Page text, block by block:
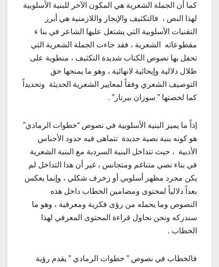
كما أن الجملة الشعرية هي المكون الآخر للبنية الأسلوبية
لهذا النص ، فالتكثيف والإيجاز واللازمنية هي أبرز
التقنيات الأسلوبية التي يشتغل عليها الشاعر في بنا ء
مقطوعاته الشعرية ، فقد جاءت الجملة الشعرية التي
تحفل بها نصوص الكتاب شديدة التكثيف ، منطوية على
ظلال دلالية وإيحائية لانهائية ، وهو ما يمنحها حق
التوصيف الشعري وفقاً لمعايير الشعرية الحديثة وتحديداً
كما لخصتها ” سوزان بيرنار” .
إذاً ما يميز البنية الأسلوبية في نصوص “خطوات الرمادي”
هو كونه بنية نصية جديدة تتماهى فيه حدود الأجناس
الأدبية ، حيث تتداخل البنية السردية مع البنية الشعرية
في بناء نصي متناغم ومتجانس ، غير أن هذا التداخل لم
يكن مجرد مظهر أسلوبي أو زخرف شكلي ، وإنما يعكس
بعداً دلالياً لمحتوى ومضامين الخطاب داخل هذه
النصوص وما يحمله من رؤى فكرية ومعرفية ، وهو ما
سندركه ونحن نحاول قراءة المحتوى المعرفي لهذا
الخطاب .
فالخطاب في نصوص ” خطوات الرمادي ” يقدم رؤية